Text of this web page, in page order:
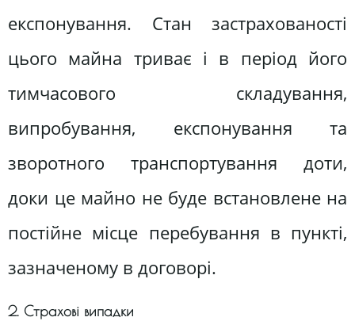
експонування. Стан застрахованості
цього майна триває і в період його
тимчасового складування,
випробування, експонування та
зворотного транспортування доти,
доки це майно не буде встановлене на
постійне місце перебування в пункті,
зазначеному в договорі.
2. Страхові випадки